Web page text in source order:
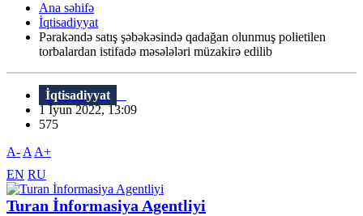
Ana səhifə
İqtisadiyyat
Pərakəndə satış şəbəkəsində qadağan olunmuş polietilen
torbalardan istifadə məsələləri müzakirə edilib
İqtisadiyyat
1 İyun 2022, 13:09
575
A- A A+
EN RU
Turan İnformasiya Agentliyi